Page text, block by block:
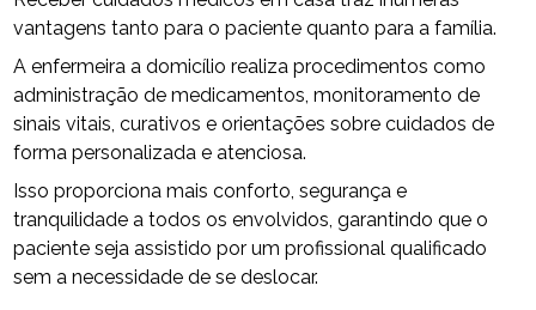
vantagens tanto para o paciente quanto para a família.
A enfermeira a domicílio realiza procedimentos como
administração de medicamentos, monitoramento de
sinais vitais, curativos e orientações sobre cuidados de
forma personalizada e atenciosa.
Isso proporciona mais conforto, segurança e
tranquilidade a todos os envolvidos, garantindo que o
paciente seja assistido por um profissional qualificado
sem a necessidade de se deslocar.